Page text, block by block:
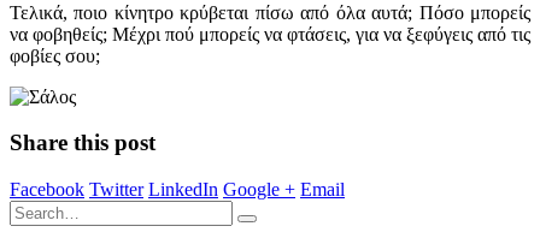
Τελικά, ποιο κίνητρο κρύβεται πίσω από όλα αυτά; Πόσο μπορείς
να φοβηθείς; Μέχρι πού μπορείς να φτάσεις, για να ξεφύγεις από τις
φοβίες σου;
Share this post
Facebook Twitter LinkedIn Google + Email